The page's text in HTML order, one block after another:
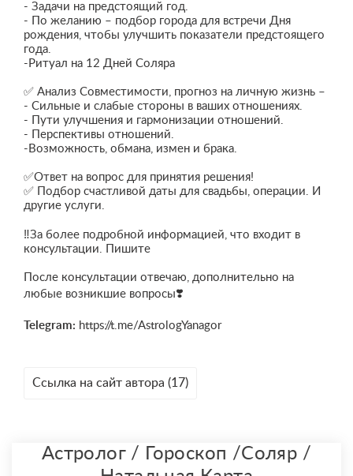
- Задачи на предстоящий год.
- По желанию – подбор города для встречи Дня
рождения, чтобы улучшить показатели предстоящего
года.
-Ритуал на 12 Дней Соляра
✅ Анализ Совместимости, прогноз на личную жизнь –
- Сильные и слабые стороны в ваших отношениях.
- Пути улучшения и гармонизации отношений.
- Перспективы отношений.
-Возможность, обмана, измен и брака.
✅Ответ на вопрос для принятия решения!
✅ Подбор счастливой даты для свадьбы, операции. И
другие услуги.
‼️За более подробной информацией, что входит в
консультации. Пишите
После консультации отвечаю, дополнительно на
любые возникшие вопросы❣️
Telegram: https://t.me/AstrologYanagor
Ссылка на сайт автора (17)
Астролог / Гороскоп /Соляр /